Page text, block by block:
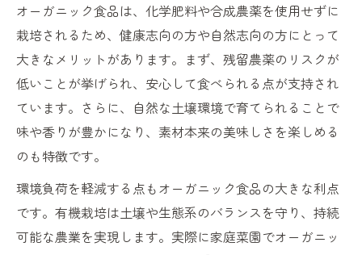
オーガニック食品は、化学肥料や合成農薬を使用せずに
栽培されるため、健康志向の方や自然志向の方にとって
大きなメリットがあります。まず、残留農薬のリスクが
低いことが挙げられ、安心して食べられる点が支持され
ています。さらに、自然な土壌環境で育てられることで
味や香りが豊かになり、素材本来の美味しさを楽しめる
のも特徴です。
環境負荷を軽減する点もオーガニック食品の大きな利点
です。有機栽培は土壌や生態系のバランスを守り、持続
可能な農業を実現します。実際に家庭菜園でオーガニッ